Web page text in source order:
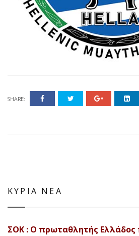
SHARE:
ΚΥΡΙΑ ΝΕΑ
ΣΟΚ : Ο πρωταθλητής Ελλάδος